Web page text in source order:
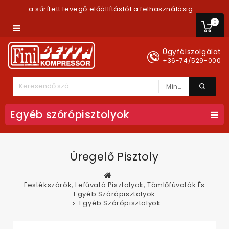
.. a sűrített levegő előállítástól a felhasználásig ......
0
Ügyfélszolgálat
+36-74/529-000
Minden Kategória
Egyéb szórópisztolyok
Üregelő Pisztoly
Festékszórók, Lefúvató Pisztolyok, Tömlőfúvatók És
Egyéb Szórópisztolyok
Egyéb Szórópisztolyok